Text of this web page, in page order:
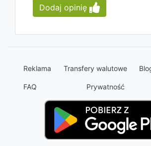
Dodaj opinię
Reklama Transfery walutowe
FAQ Prywatność